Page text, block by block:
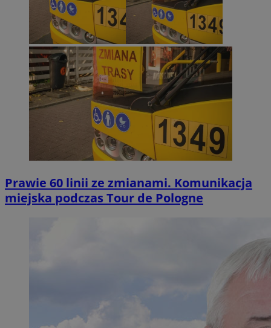
Prawie 60 linii ze zmianami. Komunikacja
miejska podczas Tour de Pologne